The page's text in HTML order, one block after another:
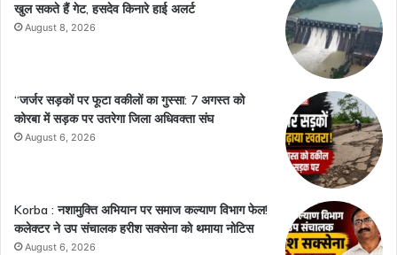
खुल सकते हैं गेट, हसदेव किनारे हाई अलर्ट
August 8, 2026
“जर्जर सड़कों पर फूटा वकीलों का गुस्सा: 7 अगस्त को
कोरबा में सड़क पर उतरेगा जिला अधिवक्ता संघ
August 6, 2026
Korba : नशामुक्ति अभियान पर समाज कल्याण विभाग फेल!
कलेक्टर ने उप संचालक हरीश सक्सेना को थमाया नोटिस
August 6, 2026